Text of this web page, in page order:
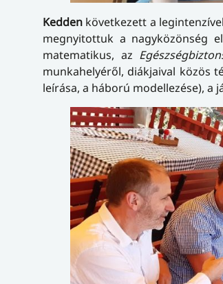
Kedden következett a
megnyitottuk a nagyközönség
matematikus, az
munkahelyéről, diákjaival közös
leírása, a háború modellezése),